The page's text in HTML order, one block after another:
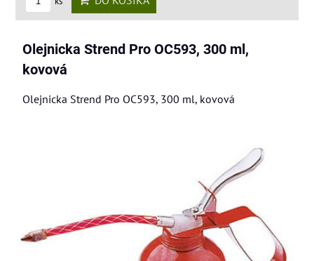
Olejnicka Strend Pro OC593, 300 ml,
kovová
Olejnicka Strend Pro OC593, 300 ml, kovová